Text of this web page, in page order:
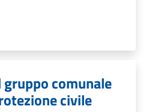
gruppo comunale
civile